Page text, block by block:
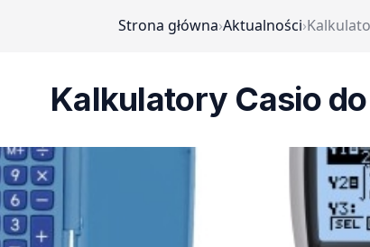
Strona główna›Aktualności›
Kalkulatory Casio